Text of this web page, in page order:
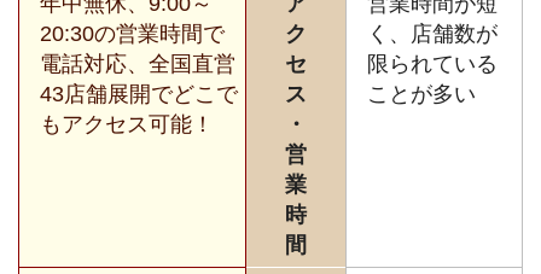
20:30の営業時間で
電話対応、全国直営
43店舗展開でどこで
もアクセス可能！
ク
セ
ス
・
営
業
時
間
く、店舗数が
限られている
ことが多い